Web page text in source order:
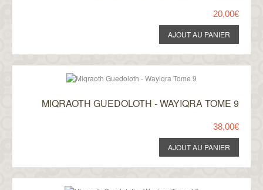
20,00€
MIQRAOTH GUEDOLOTH - WAYIQRA TOME 9
38,00€